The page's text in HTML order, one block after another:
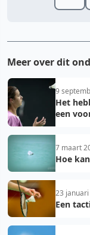
Meer over dit
9
Het
een
7 maart
Hoe
23
Een